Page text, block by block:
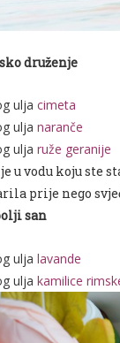
druženje
ulja cimeta
ulja naranče
ulja ruže geranije
u vodu koju ste
prije nego
san
ulja lavande
ulja kamilice